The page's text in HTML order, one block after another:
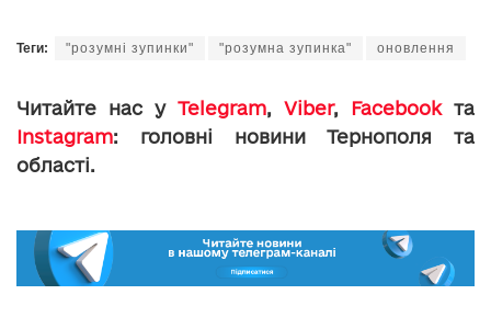
Теги: "розумні зупинки" "розумна зупинка" оновлення
Читайте нас у Telegram, Viber, Facebookта
Instagram: головні новини Тернополя та
області.